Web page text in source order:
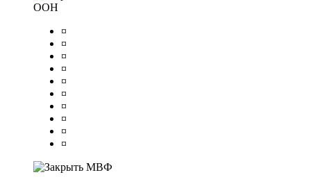
ООН
¤
¤
¤
¤
¤
¤
¤
¤
¤
¤
МВФ